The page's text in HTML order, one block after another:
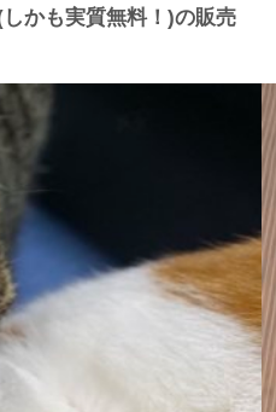
かも実質無料！)の販売